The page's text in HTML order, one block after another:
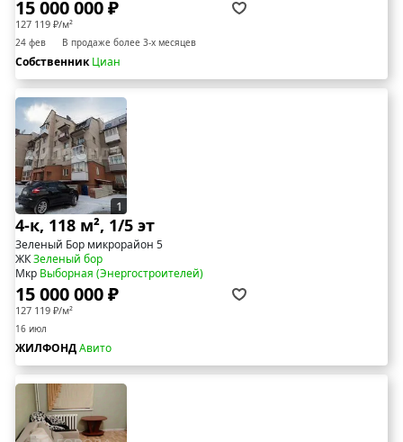
15 000 000 ₽
127 119 ₽/м²
24 фев В продаже более 3-х месяцев
СобственникЦиан
1
4-к, 118 м², 1/5 эт
Зеленый Бор микрорайон 5
ЖКЗеленый бор
Мкр Выборная (Энергостроителей)
15 000 000 ₽
127 119 ₽/м²
16 июл
ЖИЛФОНДАвито